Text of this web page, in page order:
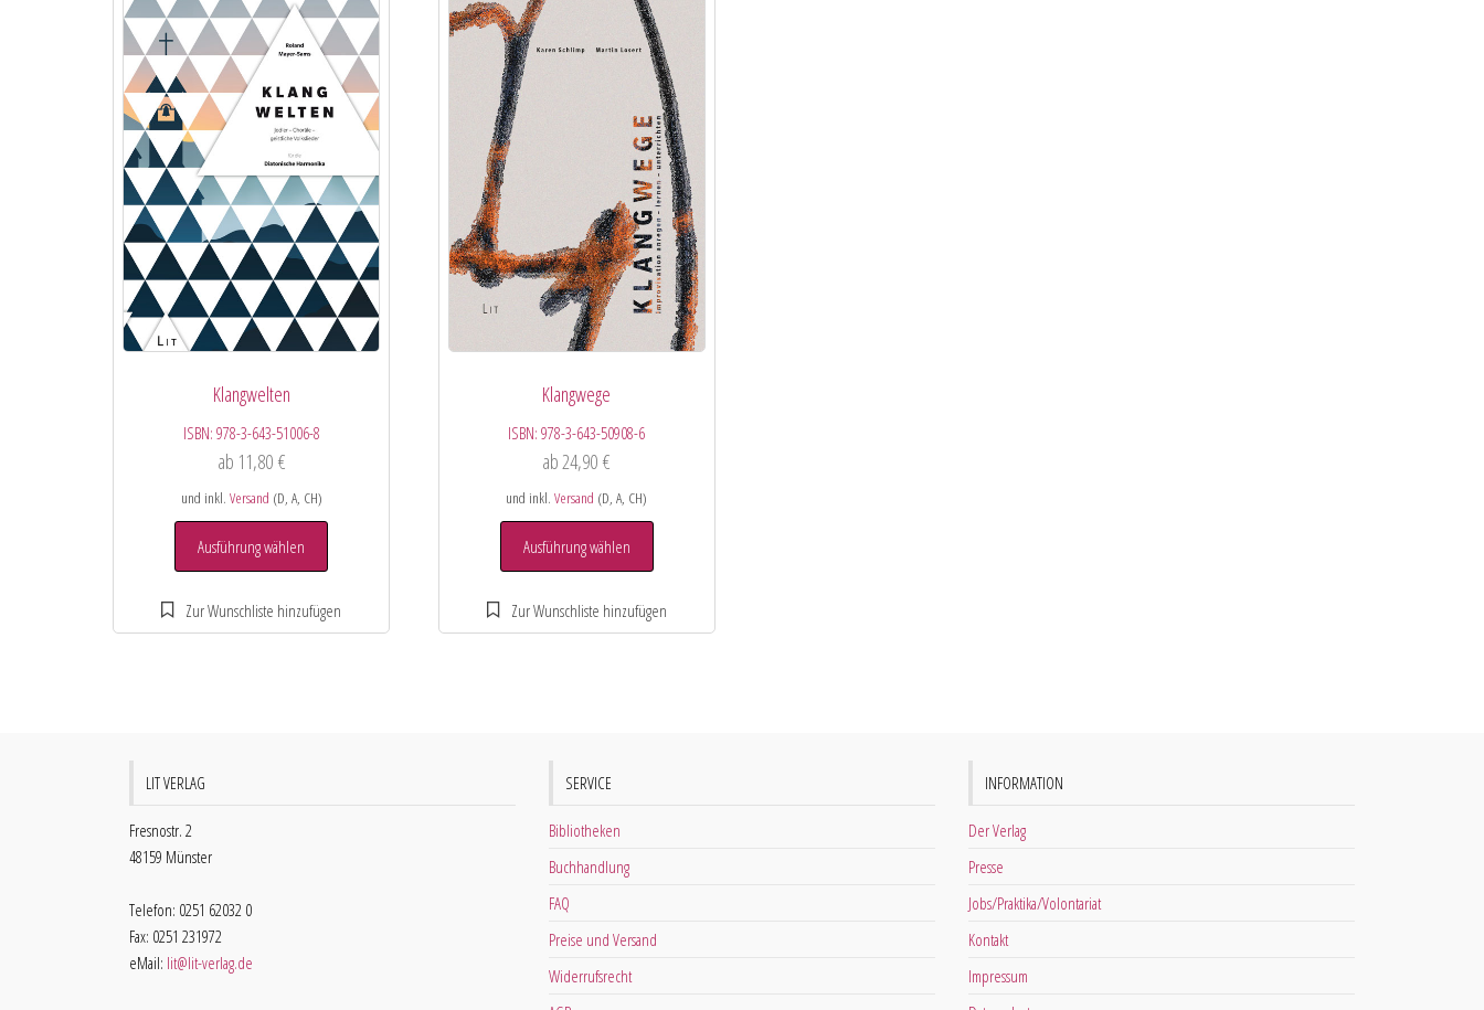
Klangwelten
ISBN: 978-3-643-51006-8
ab 11,80 €
und inkl. Versand (D, A, CH)
Ausführung wählen
Klangwege
ISBN:978-3-643-50908-6
ab24,90€
und inkl.Versand (D, A, CH)
Ausführung wählen
LIT VERLAG
Fresnostr. 2
48159 Münster
Telefon: 0251 62032 0
Fax: 0251 231972
eMail: lit@lit-verlag.de
SERVICE
Bibliotheken
Buchhandlung
FAQ
Preise und Versand
Widerrufsrecht
INFORMATION
Der Verlag
Presse
Jobs/Praktika/Volontariat
Kontakt
Impressum